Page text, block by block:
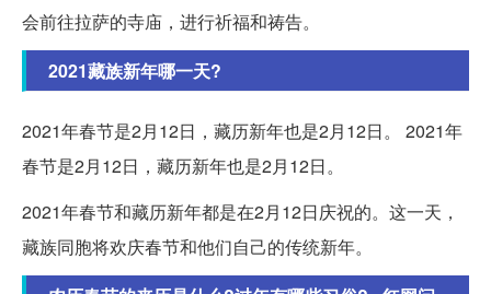
会前往拉萨的寺庙，进行祈福和祷告。
2021藏族新年哪一天?
2021年春节是2月12日，藏历新年也是2月12日。 2021年
春节是2月12日，藏历新年也是2月12日。
2021年春节和藏历新年都是在2月12日庆祝的。这一天，
藏族同胞将欢庆春节和他们自己的传统新年。